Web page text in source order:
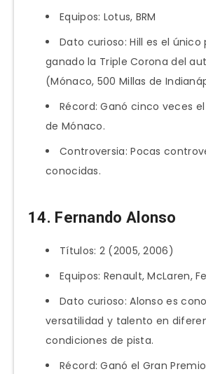
Equipos: Lotus, BRM
Dato curioso: Hill es el
ganado la Triple Corona del
(Mónaco, 500 Millas de
Récord: Ganó cinco veces
de Mónaco.
Controversia: Pocas
conocidas.
14. Fernando Alonso
Títulos: 2 (2005, 2006)
Equipos: Renault, McLaren,
Dato curioso: Alonso es
versatilidad y talento en
condiciones de pista.
Récord: Ganó el Gran